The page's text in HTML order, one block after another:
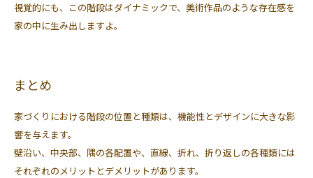
視覚的にも、この階段はダイナミックで、美術作品のような存在感を
家の中に生み出しますよ。
まとめ
家づくりにおける階段の位置と種類は、機能性とデザインに大きな影
響を与えます。
壁沿い、中央部、隅の各配置や、直線、折れ、折り返しの各種類には
それぞれのメリットとデメリットがあります。